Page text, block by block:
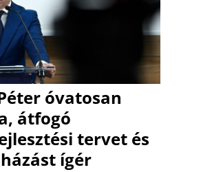
óvatosan
átfogó
tervet és
ígér